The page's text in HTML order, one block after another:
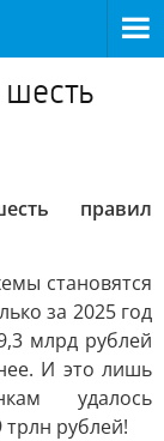
правил
становятся
за 2025 год
млрд рублей
И это лишь
удалось
рублей!